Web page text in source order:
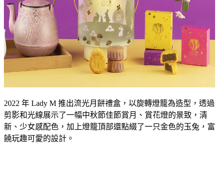
2022 年 Lady M 推出流光月餅禮盒，以旋轉燈籠為造型，透過
剪影和光線展示了一幅中秋節佳節賞月、賞花燈的景致，清
新、少女感配色，加上燈籠頂部還點綴了一只金色的玉兔，富
饒玩趣可愛的設計。